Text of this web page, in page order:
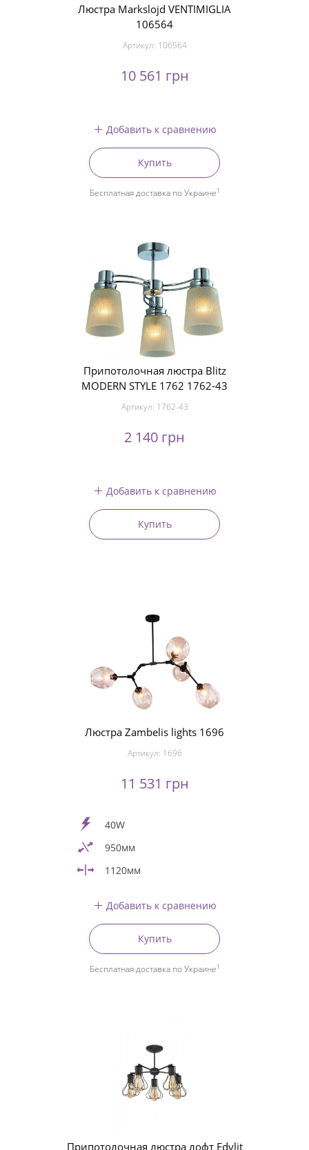
Люстра Markslojd VENTIMIGLIA
106564
Артикул: 106564
10 561 грн
Добавить к сравнению
Купить
Бесплатная доставка по Украине1
Припотолочная люстра Blitz
MODERN STYLE 1762 1762-43
Артикул: 1762-43
2 140 грн
Добавить к сравнению
Купить
Люстра Zambelis lights 1696
Артикул: 1696
11 531 грн
40W
950мм
1120мм
Добавить к сравнению
Купить
Бесплатная доставка по Украине1
Припотолочная люстра лофт Edylit